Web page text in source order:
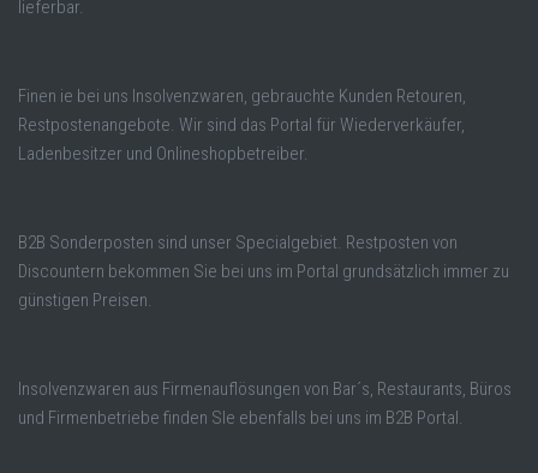
lieferbar.
Finen ie bei uns Insolvenzwaren, gebrauchte Kunden Retouren,
Restpostenangebote. Wir sind das Portal für Wiederverkäufer,
Ladenbesitzer und Onlineshopbetreiber.
B2B Sonderposten sind unser Specialgebiet. Restposten von
Discountern bekommen Sie bei uns im Portal grundsätzlich immer zu
günstigen Preisen.
Insolvenzwaren aus Firmenauflösungen von Bar´s, Restaurants, Büros
und Firmenbetriebe finden SIe ebenfalls bei uns im B2B Portal.